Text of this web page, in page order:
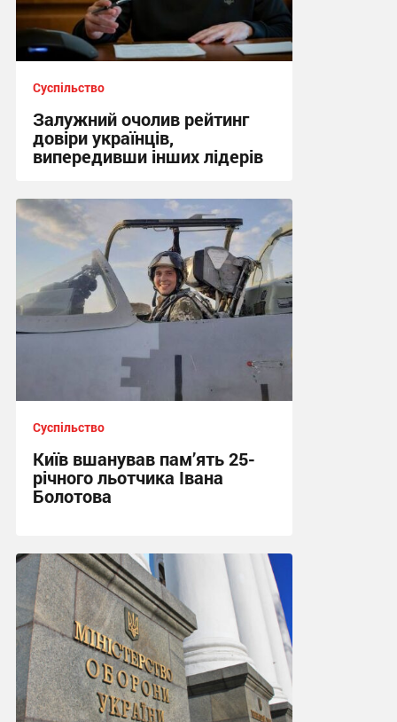
Суспільство
Залужний очолив рейтинг
довіри українців,
випередивши інших лідерів
21:34 вчора
Суспільство
Київ вшанував пам’ять 25-
річного льотчика Івана
Болотова
21:03 вчора